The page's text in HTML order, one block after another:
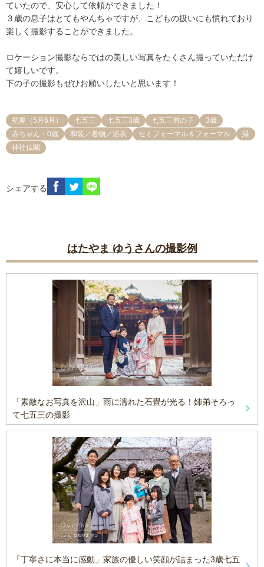
ていたので、安心して依頼ができました！
３歳の息子はとてもやんちゃですが、こどもの扱いにも慣れており
楽しく撮影することができました。
ロケーション撮影ならではの美しい写真をたくさん撮っていただけ
て嬉しいです。
下の子の撮影もぜひお願いしたいと思います！
初夏（5月6月） 七五三 七五三3歳 七五三男の子
3歳
赤ちゃん・0歳
和装／着物／浴衣 セミフォーマル＆フォーマル
緑
神社仏閣
シェアする
はたやま ゆうさんの撮影例
「素敵なお写真を沢山」雨に濡れた石畳が光る！姉弟そろっ
て七五三の撮影
「丁寧さに本当に感動」家族の優しい笑顔が詰まった3歳七五